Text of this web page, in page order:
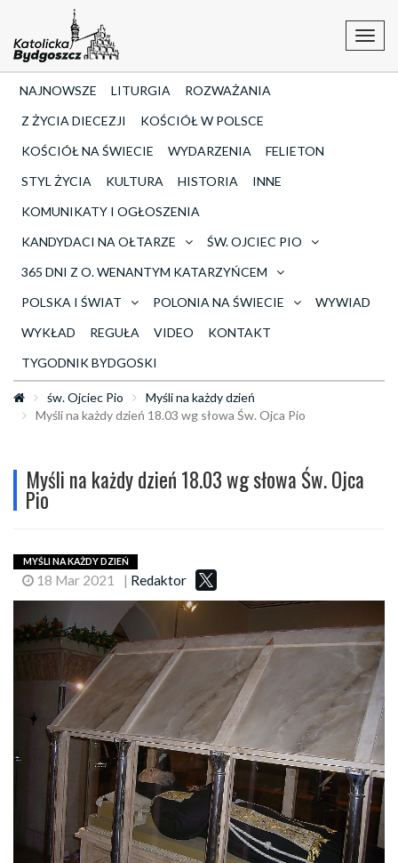
NAJNOWSZE LITURGIA
ROZWAŻANIA
Z ŻYCIA DIECEZJI
KOŚCIÓŁ W POLSCE
KOŚCIÓŁ NA ŚWIECIE
WYDARZENIA
FELIETON
STYL ŻYCIA
KULTURA HISTORIA
INNE
KOMUNIKATY I OGŁOSZENIA
KANDYDACI NA OŁTARZE
ŚW. OJCIEC PIO
365 DNI Z O. WENANTYM KATARZYŃCEM
POLSKA I ŚWIAT
POLONIA NA ŚWIECIE
WYWIAD
WYKŁAD
REGUŁA VIDEO
KONTAKT
TYGODNIK BYDGOSKI
św. Ojciec Pio
Myśli na każdy dzień
Myśli na każdy dzień 18.03 wg słowa Św. Ojca Pio
Myśli na każdy dzień 18.03 wg słowa Św. Ojca
Pio
MYŚLI NA KAŻDY DZIEŃ
18 Mar 2021 | Redaktor